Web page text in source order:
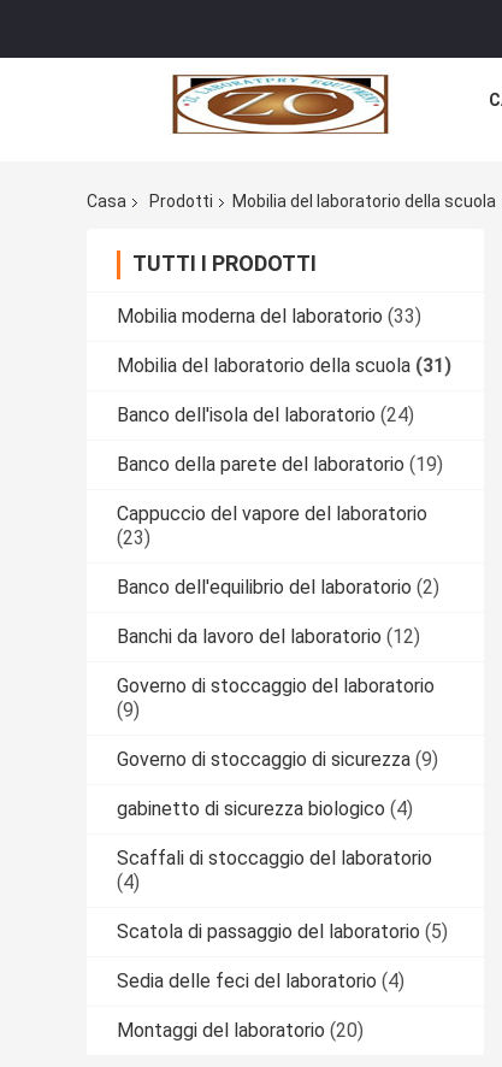
Casa Prodotti Mobilia del laboratorio della scuola
TUTTI I PRODOTTI
Mobilia moderna del laboratorio (33)
Mobilia del laboratorio della scuola (31)
Banco dell'isola del laboratorio (24)
Banco della parete del laboratorio (19)
Cappuccio del vapore del laboratorio
(23)
Banco dell'equilibrio del laboratorio (2)
Banchi da lavoro del laboratorio (12)
Governo di stoccaggio del laboratorio
(9)
Governo di stoccaggio di sicurezza (9)
gabinetto di sicurezza biologico (4)
Scaffali di stoccaggio del laboratorio
(4)
Scatola di passaggio del laboratorio (5)
Sedia delle feci del laboratorio (4)
Montaggi del laboratorio (20)